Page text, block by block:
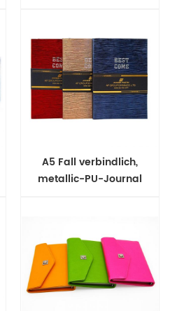
A5 Fall verbindlich,
metallic-PU-Journal